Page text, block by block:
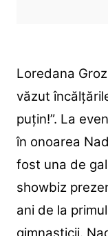
Loredana
văzut
puțin!”. La
în onoarea
fost una de
showbiz
ani de la